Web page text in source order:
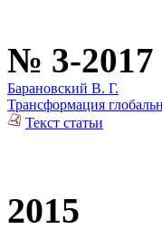
№ 3-2017
Барановский В. Г.
Трансформация
Текст статьи
2015